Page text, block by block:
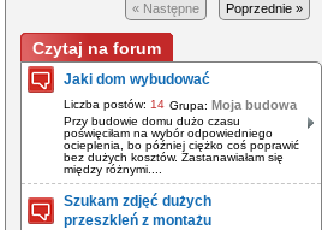
Poprzednie »
« Następne
Czytaj na forum
Jaki dom wybudować
Liczba postów: 14 Grupa: Moja budowa
Przy budowie domu dużo czasu
poświęciłam na wybór odpowiedniego
ocieplenia, bo później ciężko coś poprawić
bez dużych kosztów. Zastanawiałam się
między różnymi....
Szukam zdjęć dużych
przeszkleń z montażu